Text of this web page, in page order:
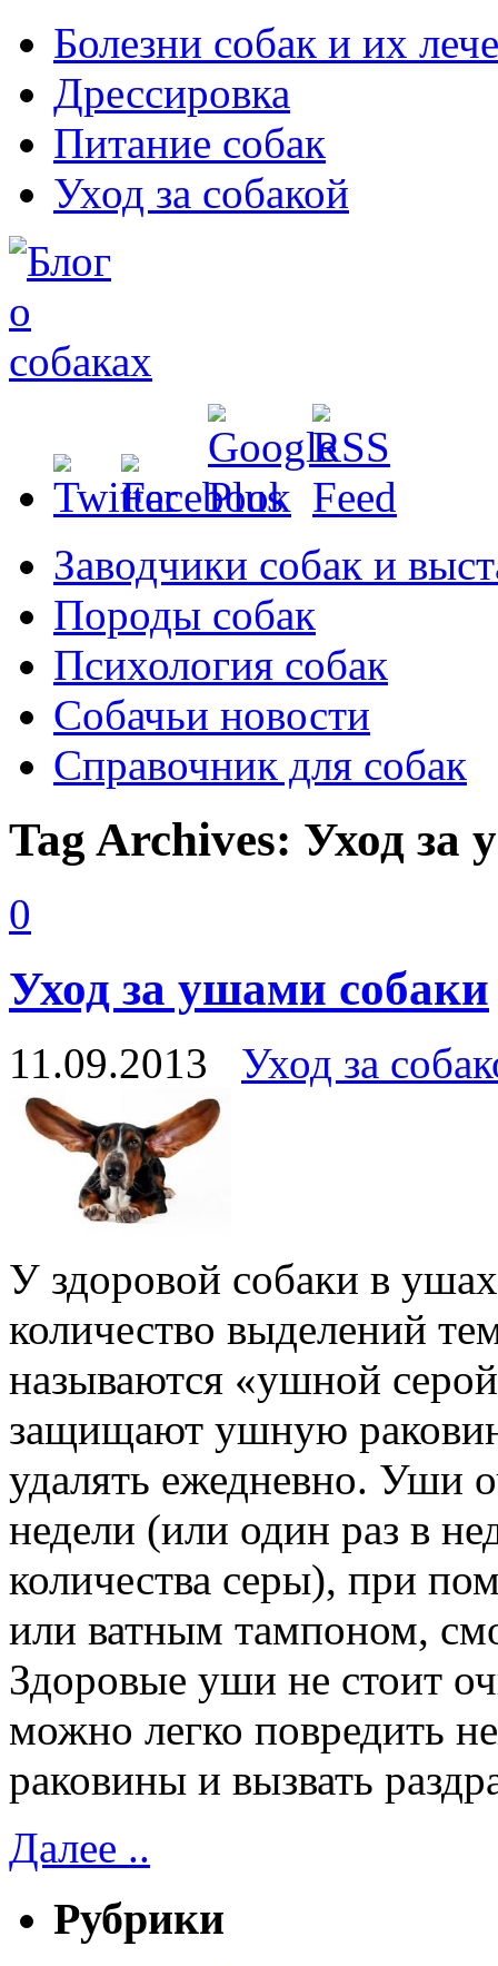
Болезни собак и их
Дрессировка
Питание собак
Уход за собакой
Заводчики собак и
Породы собак
Психология собак
Собачьи новости
Справочник для собак
Tag Archives: Уход за
0
Уход за ушами собаки
11.09.2013 Уход за
У здоровой собаки в
количество выделений
называются «ушной
защищают ушную
удалять ежедневно. Уши
недели (или один раз в
количества серы), при
или ватным тампоном,
Здоровые уши не стоит
можно легко повредить
раковины и вызвать
Далее ..
Рубрики